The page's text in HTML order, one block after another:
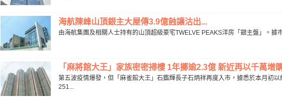
海航陳峰山頂銀主大屋傳3.9億蝕讓沽出...
由海航集團及相關人士持有的山頂超級豪宅TWELVE PEAKS洋房「銀主盤」。
「麻將館大王」家族密密掃樓 1年擲逾2.3億 新近再以千萬增
第五波疫情爆發，但「麻雀館大王」石鑑輝長子石炳祥再度入市，據悉於本月初
251...